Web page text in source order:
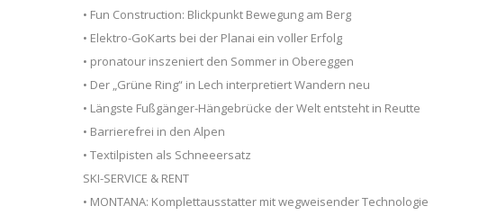
• Fun Construction: Blickpunkt Bewegung am Berg
• Elektro-GoKarts bei der Planai ein voller Erfolg
• pronatour inszeniert den Sommer in Obereggen
• Der „Grüne Ring“ in Lech interpretiert Wandern neu
• Längste Fußgänger-Hängebrücke der Welt entsteht in Reutte
• Barrierefrei in den Alpen
• Textilpisten als Schneeersatz
SKI-SERVICE & RENT
• MONTANA: Komplettausstatter mit wegweisender Technologie